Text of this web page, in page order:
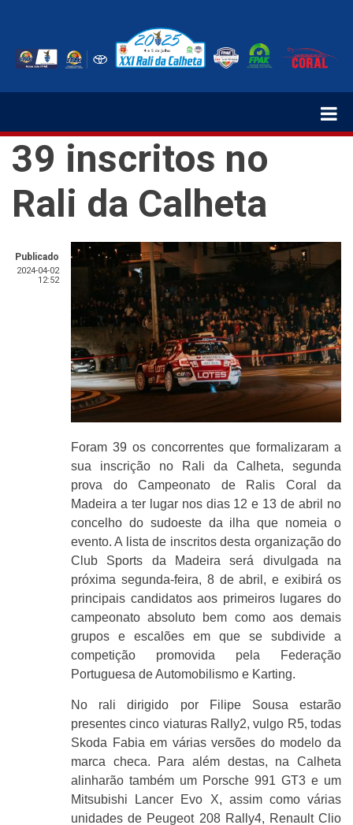
conteúdo
39 inscritos no
Rali da Calheta
Publicado
2024-04-02
12:52
Foram 39 os concorrentes que formalizaram a
sua inscrição no Rali da Calheta, segunda
prova do Campeonato de Ralis Coral da
Madeira a ter lugar nos dias 12 e 13 de abril no
concelho do sudoeste da ilha que nomeia o
evento. A lista de inscritos desta organização do
Club Sports da Madeira será divulgada na
próxima segunda-feira, 8 de abril, e exibirá os
principais candidatos aos primeiros lugares do
campeonato absoluto bem como aos demais
grupos e escalões em que se subdivide a
competição promovida pela Federação
Portuguesa de Automobilismo e Karting.
No rali dirigido por Filipe Sousa estarão
presentes cinco viaturas Rally2, vulgo R5, todas
Skoda Fabia em várias versões do modelo da
marca checa. Para além destas, na Calheta
alinharão também um Porsche 991 GT3 e um
Mitsubishi Lancer Evo X, assim como várias
unidades de Peugeot 208 Rally4, Renault Clio